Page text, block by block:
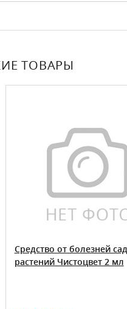
ТОВАРЫ
Средство от болезней
растений Чистоцвет 2 мл